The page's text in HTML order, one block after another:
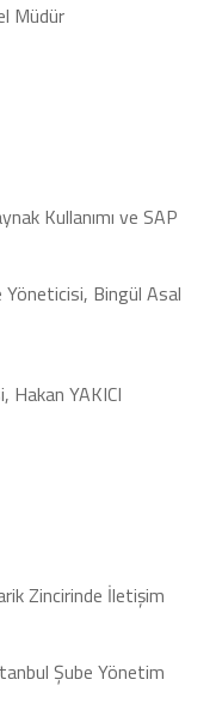
Müdür
Kullanımı ve SAP
Yöneticisi, Bingül Asal
Hakan YAKICI
Zincirinde İletişim
Şube Yönetim